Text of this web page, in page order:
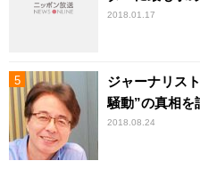
2018.01.17
ジャーナリス
騒動”の真相を
2018.08.24